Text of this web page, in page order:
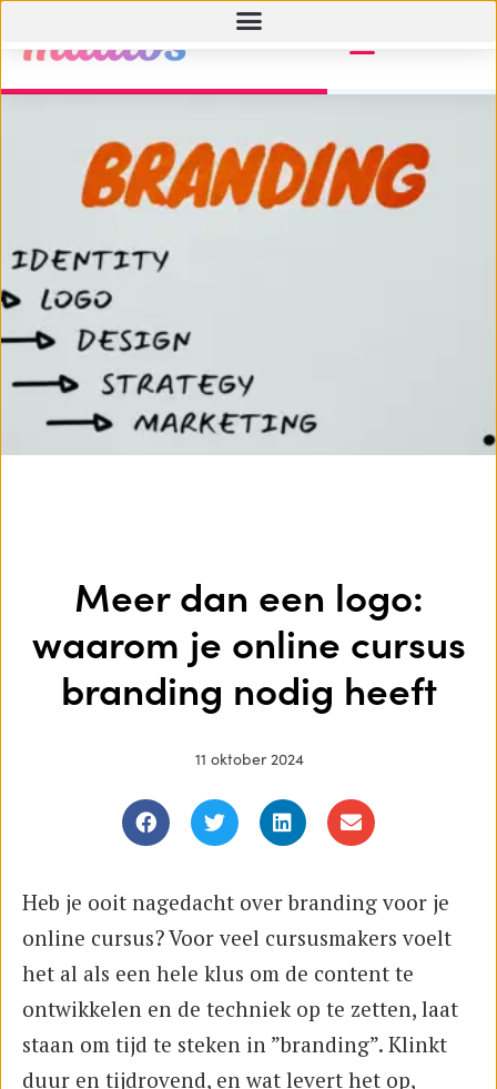
Meer dan een logo:
waarom je online cursus
branding nodig heeft
11 oktober 2024
Heb je ooit nagedacht over branding voor je
online cursus? Voor veel cursusmakers voelt
het al als een hele klus om de content te
ontwikkelen en de techniek op te zetten, laat
staan om tijd te steken in ”branding”. Klinkt
duur en tijdrovend, en wat levert het op,